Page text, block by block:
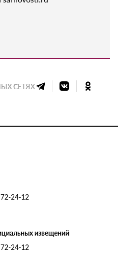
СЕТЯХ
24-12
извещений
24-12